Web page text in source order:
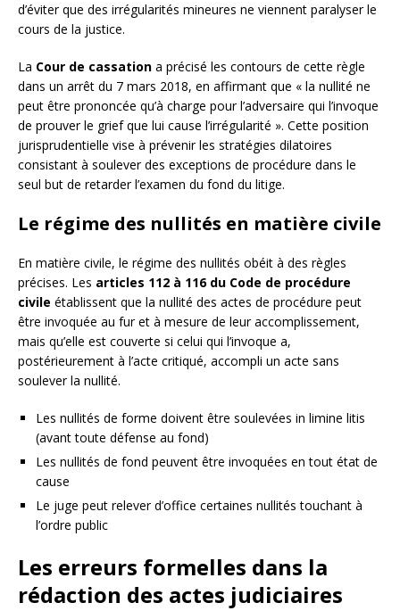
d’éviter que des irrégularités mineures ne viennent paralyser le
cours de la justice.
La Cour de cassation a précisé les contours de cette règle
dans un arrêt du 7 mars 2018, en affirmant que « la nullité ne
peut être prononcée qu’à charge pour l’adversaire qui l’invoque
de prouver le grief que lui cause l’irrégularité ». Cette position
jurisprudentielle vise à prévenir les stratégies dilatoires
consistant à soulever des exceptions de procédure dans le
seul but de retarder l’examen du fond du litige.
Le régime des nullités en matière civile
En matière civile, le régime des nullités obéit à des règles
précises. Les articles 112 à 116 du Code de procédure
civile établissent que la nullité des actes de procédure peut
être invoquée au fur et à mesure de leur accomplissement,
mais qu’elle est couverte si celui qui l’invoque a,
postérieurement à l’acte critiqué, accompli un acte sans
soulever la nullité.
Les nullités de forme doivent être soulevées in limine litis
(avant toute défense au fond)
Les nullités de fond peuvent être invoquées en tout état de
cause
Le juge peut relever d’office certaines nullités touchant à
l’ordre public
Les erreurs formelles dans la
rédaction des actes judiciaires